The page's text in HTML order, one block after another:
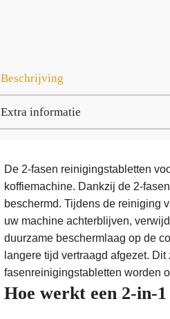
Beschrijving
Extra informatie
De 2-fasen reinigingstabletten
koffiemachine. Dankzij de 2-
beschermd. Tijdens de reiniging
uw machine achterblijven,
duurzame beschermlaag op de
langere tijd vertraagd afgezet.
fasenreinigingstabletten worden
Hoe werkt een 2-in-